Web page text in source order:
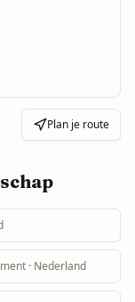
Plan je route
· Nederland